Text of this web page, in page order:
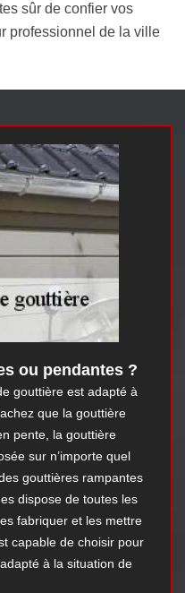
sûr de confier vos
professionnel de la ville
ou pendantes ?
gouttière est adapté à
que la gouttière
pente, la gouttière
sur n’importe quel
gouttières rampantes
dispose de toutes les
fabriquer et les mettre
capable de choisir pour
à la situation de